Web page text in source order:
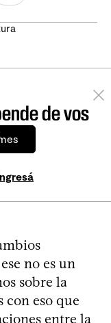
de vos
no es un
sobre la
con eso que
entre la